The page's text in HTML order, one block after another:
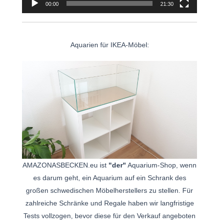
00:00 21:30
Aquarien für IKEA-Möbel:
AMAZONASBECKEN.eu ist "der" Aquarium-Shop, wenn
es darum geht, ein Aquarium auf ein Schrank des
großen schwedischen Möbelherstellers zu stellen. Für
zahlreiche Schränke und Regale haben wir langfristige
Tests vollzogen, bevor diese für den Verkauf angeboten